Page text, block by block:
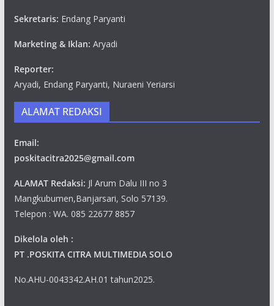
Sekretaris: Endang Paryanti
Marketing & Iklan: Aryadi
Reporter:
Aryadi, Endang Paryanti, Nuraeni Yeriarsi
ALAMAT REDAKSI
Email:
poskitacitra2025@gmail.com
ALAMAT Redaksi: Jl Arum Dalu III no 3
Mangkubumen,Banjarsari, Solo 57139.
Telepon : WA. 085 22677 8857
Dikelola oleh :
PT .POSKITA CITRA MULTIMEDIA SOLO
No.AHU-0043342.AH.01 tahun2025.